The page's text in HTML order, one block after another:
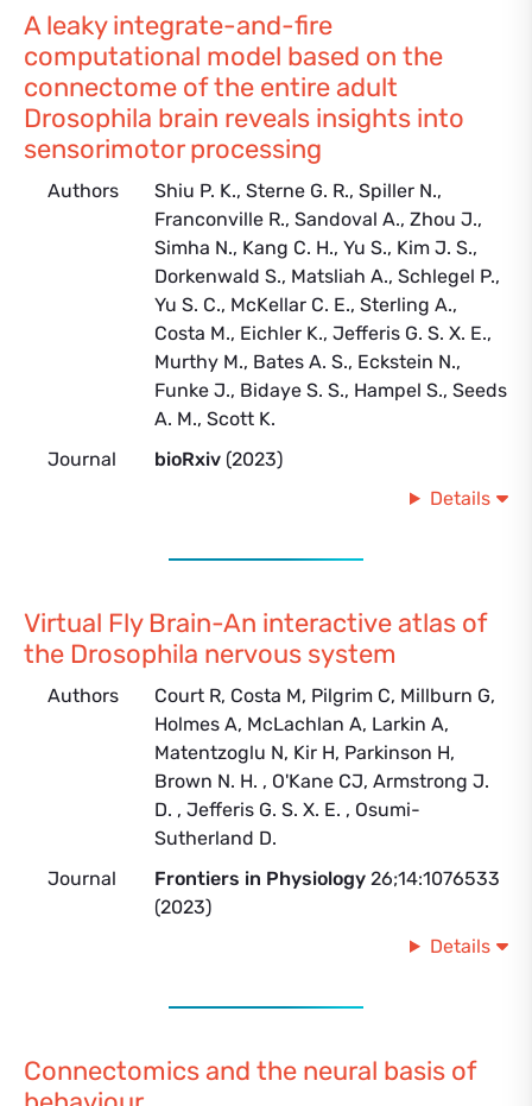
A leaky integrate-and-fire
computational model based on the
connectome of the entire adult
Drosophila brain reveals insights into
sensorimotor processing
Authors
Shiu P. K., Sterne G. R., Spiller N.,
Franconville R., Sandoval A., Zhou J.,
Simha N., Kang C. H., Yu S., Kim J. S.,
Dorkenwald S., Matsliah A., Schlegel P.,
Yu S. C., McKellar C. E., Sterling A.,
Costa M., Eichler K., Jefferis G. S. X. E.,
Murthy M., Bates A. S., Eckstein N.,
Funke J., Bidaye S. S., Hampel S., Seeds
A. M., Scott K.
Journal
bioRxiv (2023)
Details
Virtual Fly Brain-An interactive atlas of
the Drosophila nervous system
Authors
Court R, Costa M, Pilgrim C, Millburn G,
Holmes A, McLachlan A, Larkin A,
Matentzoglu N, Kir H, Parkinson H,
Brown N. H. , O'Kane CJ, Armstrong J.
D. , Jefferis G. S. X. E. , Osumi-
Sutherland D.
Journal
Frontiers in Physiology 26;14:1076533
(2023)
Details
Connectomics and the neural basis of